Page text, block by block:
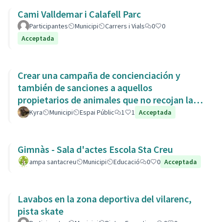
Cami Valldemar i Calafell Parc
Participantes Municipi Carrers i Vials 0
0
Acceptada
Crear una campaña de concienciación y
también de sanciones a aquellos
propietarios de animales que no recojan las
heces de las aceras. Es responsabili
Kyra Municipi Espai Públic 1 1 Acceptada
Gimnàs - Sala d'actes Escola Sta Creu
ampa santacreu Municipi Educació 0 0 Acceptada
Lavabos en la zona deportiva del vilarenc,
pista skate